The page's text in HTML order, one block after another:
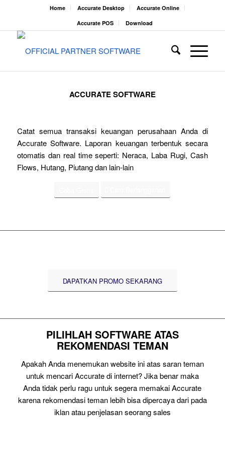
Home Accurate Desktop
Accurate Online
Accurate POS
Download
ACCURATE SOFTWARE
Catat semua transaksi keuangan perusahaan Anda di
Accurate Software. Laporan keuangan terbentuk secara
otomatis dan real time seperti: Neraca, Laba Rugi, Cash
Flows, Hutang, Piutang dan lain-lain
DAPATKAN PROMO SEKARANG
PILIHLAH SOFTWARE ATAS
REKOMENDASI TEMAN
Apakah Anda menemukan website ini atas saran teman
untuk mencari Accurate di internet? Jika benar maka
Anda tidak perlu ragu untuk segera memakai Accurate
karena rekomendasi teman lebih bisa dipercaya dari pada
iklan atau penjelasan seorang sales